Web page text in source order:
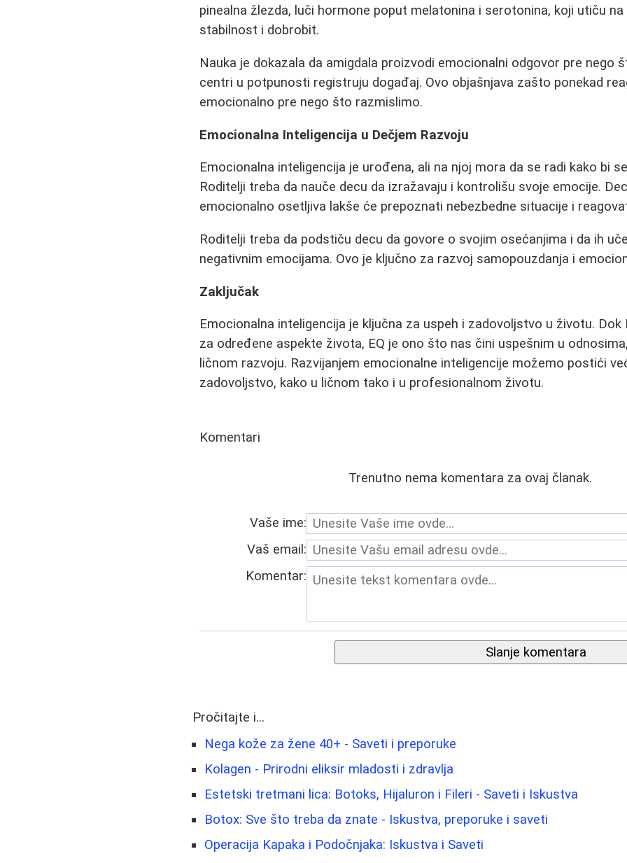
pinealna žlezda, luči hormone poput melatonina i serotonina, koji utiču
stabilnost i dobrobit.
Nauka je dokazala da amigdala proizvodi emocionalni odgovor pre nego
centri u potpunosti registruju događaj. Ovo objašnjava zašto ponekad
emocionalno pre nego što razmislimo.
Emocionalna Inteligencija u Dečjem Razvoju
Emocionalna inteligencija je urođena, ali na njoj mora da se radi kako bi
Roditelji treba da nauče decu da izražavaju i kontrolišu svoje emocije.
emocionalno osetljiva lakše će prepoznati nebezbedne situacije i
Roditelji treba da podstiču decu da govore o svojim osećanjima i da ih
negativnim emocijama. Ovo je ključno za razvoj samopouzdanja i
Zaključak
Emocionalna inteligencija je ključna za uspeh i zadovoljstvo u životu. Dok
za određene aspekte života, EQ je ono što nas čini uspešnim u
ličnom razvoju. Razvijanjem emocionalne inteligencije možemo postići
zadovoljstvo, kako u ličnom tako i u profesionalnom životu.
Komentari
Trenutno nema komentara za ovaj članak.
Vaše ime:
Vaš email:
Komentar:
Slanje komentara
Pročitajte i...
Nega kože za žene 40+ - Saveti i preporuke
Kolagen - Prirodni eliksir mladosti i zdravlja
Estetski tretmani lica: Botoks, Hijaluron i Fileri - Saveti i Iskustva
Botox: Sve što treba da znate - Iskustva, preporuke i saveti
Operacija Kapaka i Podočnjaka: Iskustva i Saveti